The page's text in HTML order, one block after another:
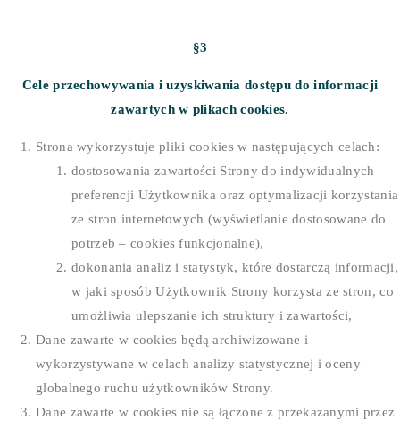
§3
Cele przechowywania i uzyskiwania dostępu do informacji
zawartych w plikach cookies.
Strona wykorzystuje pliki cookies w następujących celach:
dostosowania zawartości Strony do indywidualnych
preferencji Użytkownika oraz optymalizacji korzystania
ze stron internetowych (wyświetlanie dostosowane do
potrzeb – cookies funkcjonalne),
dokonania analiz i statystyk, które dostarczą informacji,
w jaki sposób Użytkownik Strony korzysta ze stron, co
umożliwia ulepszanie ich struktury i zawartości,
Dane zawarte w cookies będą archiwizowane i
wykorzystywane w celach analizy statystycznej i oceny
globalnego ruchu użytkowników Strony.
Dane zawarte w cookies nie są łączone z przekazanymi przez